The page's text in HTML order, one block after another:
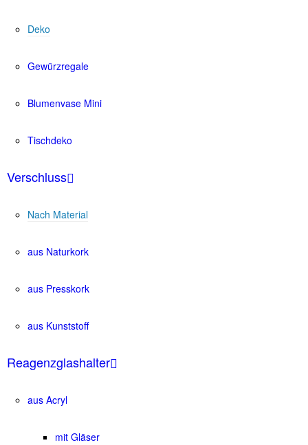
Deko
Gewürzregale
Blumenvase Mini
Tischdeko
Verschluss
Nach Material
aus Naturkork
aus Presskork
aus Kunststoff
Reagenzglashalter
aus Acryl
mit Gläser